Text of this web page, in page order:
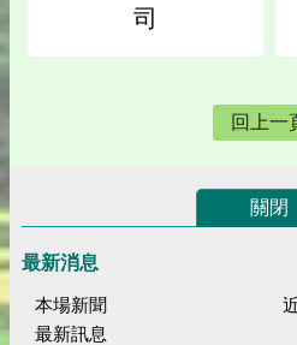
司
回上一
關閉
最新消息
本場新聞
最新訊息